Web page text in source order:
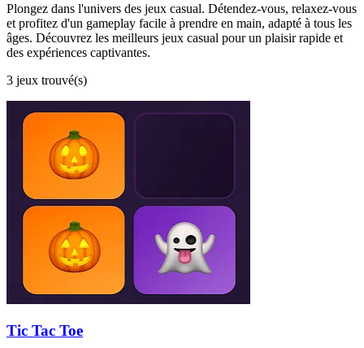
Plongez dans l'univers des jeux casual. Détendez-vous, relaxez-vous
et profitez d'un gameplay facile à prendre en main, adapté à tous les
âges. Découvrez les meilleurs jeux casual pour un plaisir rapide et
des expériences captivantes.
3 jeux trouvé(s)
Tic Tac Toe